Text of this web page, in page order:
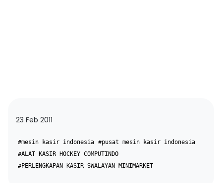
23 Feb 2011
#mesin kasir indonesia #pusat mesin kasir indonesia
#ALAT KASIR HOCKEY COMPUTINDO
#PERLENGKAPAN KASIR SWALAYAN MINIMARKET